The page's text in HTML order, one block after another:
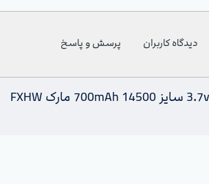
دیدگاه کاربران پرسش و پاسخ
باتری لیتیوم یون 3.7v سایز 14500 700mAh مارک FXHW